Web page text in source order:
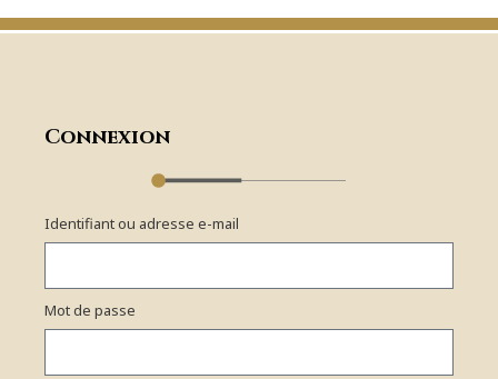
Connexion
Identifiant ou adresse e-mail
Mot de passe